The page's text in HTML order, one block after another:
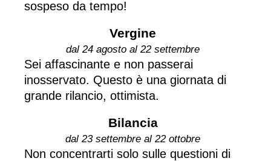
sospeso da tempo!
Vergine
dal 24 agosto al 22 settembre
Sei affascinante e non passerai
inosservato. Questo è una giornata di
grande rilancio, ottimista.
Bilancia
dal 23 settembre al 22 ottobre
Non concentrarti solo sulle questioni di